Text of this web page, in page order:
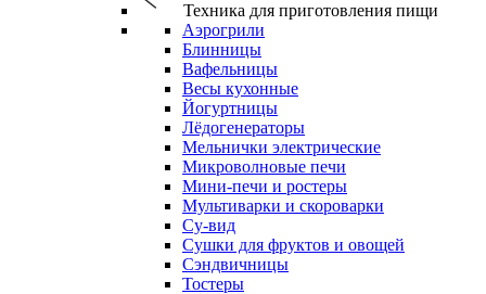
Техника для приготовления пищи
Аэрогрили
Блинницы
Вафельницы
Весы кухонные
Йогуртницы
Лёдогенераторы
Мельнички электрические
Микроволновые печи
Мини-печи и ростеры
Мультиварки и скороварки
Су-вид
Сушки для фруктов и овощей
Сэндвичницы
Тостеры